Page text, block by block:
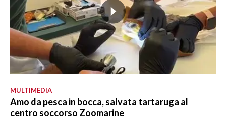
MULTIMEDIA
Amo da pesca in bocca, salvata tartaruga al
centro soccorso Zoomarine